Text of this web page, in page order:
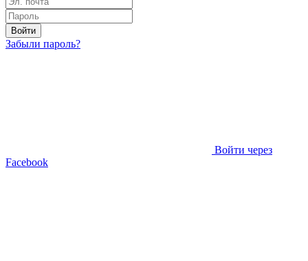
Войти
Забыли пароль?
Войти через
Facebook